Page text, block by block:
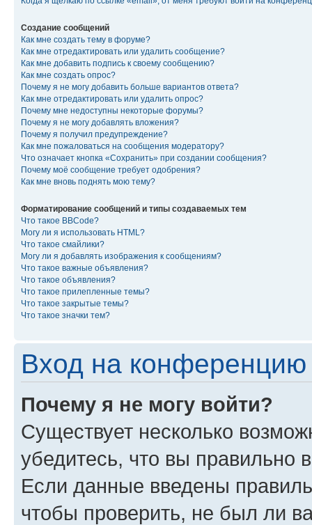
Создание сообщений
Как мне создать тему в форуме?
Как мне отредактировать или удалить сообщение?
Как мне добавить подпись к своему сообщению?
Как мне создать опрос?
Почему я не могу добавить больше вариантов ответа?
Как мне отредактировать или удалить опрос?
Почему мне недоступны некоторые форумы?
Почему я не могу добавлять вложения?
Почему я получил предупреждение?
Как мне пожаловаться на сообщения модератору?
Что означает кнопка «Сохранить» при создании сообщения?
Почему моё сообщение требует одобрения?
Как мне вновь поднять мою тему?
Форматирование сообщений и типы создаваемых тем
Что такое BBCode?
Могу ли я использовать HTML?
Что такое смайлики?
Могу ли я добавлять изображения к сообщениям?
Что такое важные объявления?
Что такое объявления?
Что такое прилепленные темы?
Что такое закрытые темы?
Что такое значки тем?
Вход на конференцию
Почему я не могу войти?
Существует несколько
убедитесь, что вы правильно
Если данные введены
чтобы проверить, не был ли